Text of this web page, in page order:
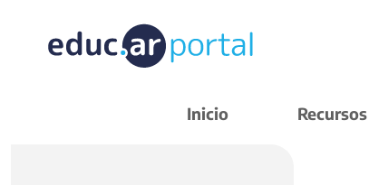
Inicio Recursos